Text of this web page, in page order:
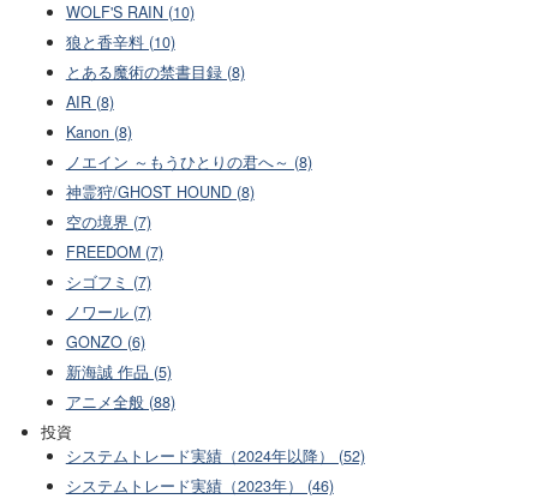
WOLF'S RAIN (10)
狼と香辛料 (10)
とある魔術の禁書目録 (8)
AIR (8)
Kanon (8)
ノエイン ～もうひとりの君へ～ (8)
神霊狩/GHOST HOUND (8)
空の境界 (7)
FREEDOM (7)
シゴフミ (7)
ノワール (7)
GONZO (6)
新海誠 作品 (5)
アニメ全般 (88)
投資
システムトレード実績（2024年以降） (52)
システムトレード実績（2023年） (46)